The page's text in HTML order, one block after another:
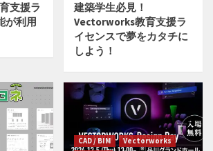
支援ラ
が利用
建築学生必見！
Vectorworks教育支援ラ
イセンスで夢をカタチに
しよう！
CAD / BIM
Vectorworks